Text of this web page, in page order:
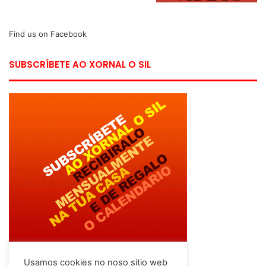
Find us on Facebook
SUBSCRÍBETE AO XORNAL O SIL
Usamos cookies no noso sitio web